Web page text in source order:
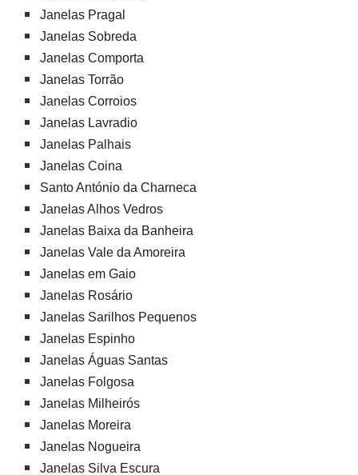
Janelas Pragal
Janelas Sobreda
Janelas Comporta
Janelas Torrão
Janelas Corroios
Janelas Lavradio
Janelas Palhais
Janelas Coina
Santo António da Charneca
Janelas Alhos Vedros
Janelas Baixa da Banheira
Janelas Vale da Amoreira
Janelas em Gaio
Janelas Rosário
Janelas Sarilhos Pequenos
Janelas Espinho
Janelas Águas Santas
Janelas Folgosa
Janelas Milheirós
Janelas Moreira
Janelas Nogueira
Janelas Silva Escura